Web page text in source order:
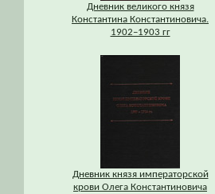
Дневник великого князя
Константина Константиновича.
1902–1903 гг
Дневник князя императорской
крови Олега Константиновича